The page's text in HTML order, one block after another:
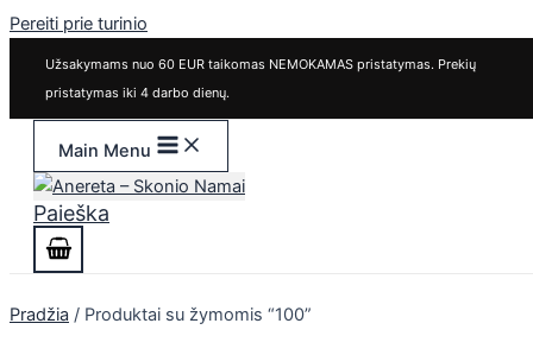
Pereiti prie turinio
Užsakymams nuo 60 EUR taikomas NEMOKAMAS pristatymas. Prekių
pristatymas iki 4 darbo dienų.
Main Menu
Paieška
Pradžia / Produktai su žymomis “100”